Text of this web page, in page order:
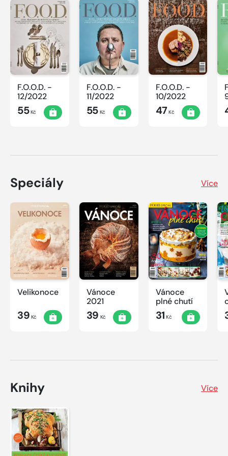
F.O.O.D. -
12/2022
55Kč
F.O.O.D. -
11/2022
55Kč
F.O.O.D. -
10/2022
47Kč
Speciály Více
Velikonoce
39 Kč
Vánoce
2021
39 Kč
Vánoce
plné chutí
31 Kč
Knihy Více